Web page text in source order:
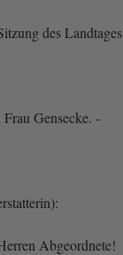
des Landtages
Gensecke. -
Abgeordnete!